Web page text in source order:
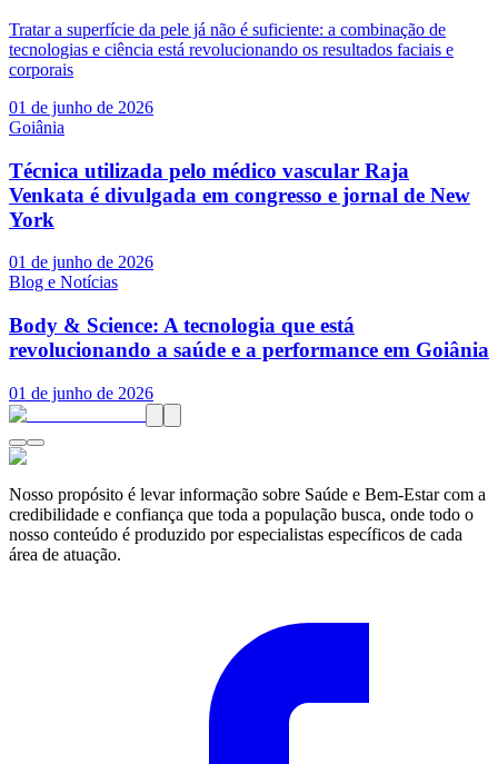
Tratar a superfície da pele já não é suficiente: a combinação de
tecnologias e ciência está revolucionando os resultados faciais e
corporais
01 de junho de 2026
Goiânia
Técnica utilizada pelo médico vascular Raja
Venkata é divulgada em congresso e jornal de New
York
01 de junho de 2026
Blog e Notícias
Body & Science: A tecnologia que está
revolucionando a saúde e a performance em Goiânia
01 de junho de 2026
Nosso propósito é levar informação sobre Saúde e Bem-Estar com a
credibilidade e confiança que toda a população busca, onde todo o
nosso conteúdo é produzido por especialistas específicos de cada
área de atuação.